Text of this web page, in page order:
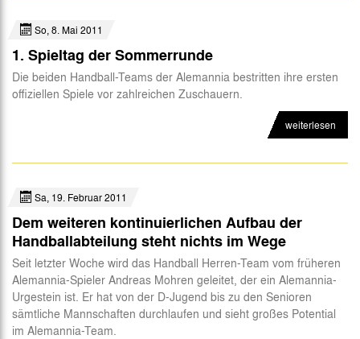
So, 8. Mai 2011
1. Spieltag der Sommerrunde
Die beiden Handball-Teams der Alemannia bestritten ihre ersten
offiziellen Spiele vor zahlreichen Zuschauern.
weiterlesen
Sa, 19. Februar 2011
Dem weiteren kontinuierlichen Aufbau der
Handballabteilung steht nichts im Wege
Seit letzter Woche wird das Handball Herren-Team vom früheren
Alemannia-Spieler Andreas Mohren geleitet, der ein Alemannia-
Urgestein ist. Er hat von der D-Jugend bis zu den Senioren
sämtliche Mannschaften durchlaufen und sieht großes Potential
im Alemannia-Team.